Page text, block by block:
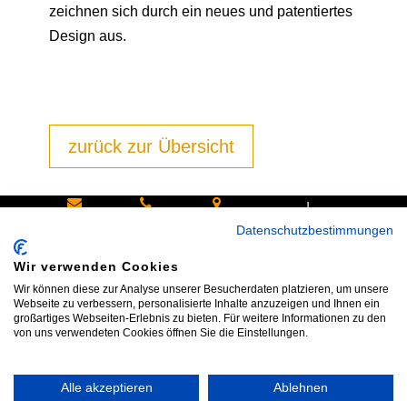
zeichnen sich durch ein neues und patentiertes
Design aus.
zurück zur Übersicht
info@bike
shop24.n
et
an:
Tel.+49
172 40 59
85540
Haar bei
|
Impressum|AGB Widerrufsrecht
Datenschutzbestimmungen
Wir verwenden Cookies
Wir können diese zur Analyse unserer Besucherdaten platzieren, um unsere
Webseite zu verbessern, personalisierte Inhalte anzuzeigen und Ihnen ein
großartiges Webseiten-Erlebnis zu bieten. Für weitere Informationen zu den
von uns verwendeten Cookies öffnen Sie die Einstellungen.
Alle akzeptieren Ablehnen